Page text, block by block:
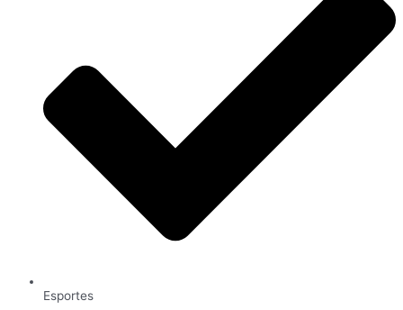
Esportes